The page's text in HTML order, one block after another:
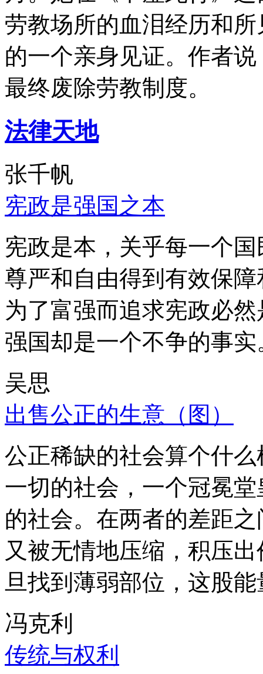
劳教场所的血泪经历和
的一个亲身见证。作者
最终废除劳教制度。
法律天地
张千帆
宪政是强国之本
宪政是本，关乎每一个
尊严和自由得到有效保
为了富强而追求宪政必
强国却是一个不争的事实
吴思
出售公正的生意（图）
公正稀缺的社会算个什
一切的社会，一个冠冕
的社会。在两者的差距
又被无情地压缩，积压
旦找到薄弱部位，这股
冯克利
传统与权利